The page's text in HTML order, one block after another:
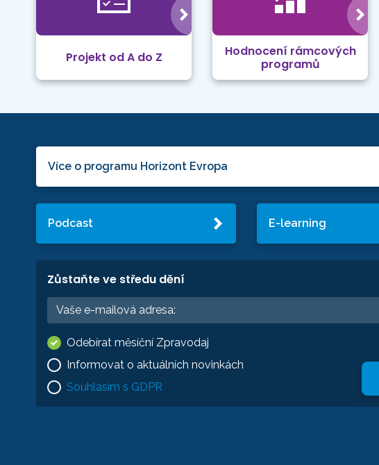
Projekt od A do Z
Hodnocení rámcových
programů
Více o programu Horizont Evropa
Podcast E-learning
Zůstaňte ve středu dění
Odebírat měsíční Zpravodaj
Informovat o aktuálních novinkách
Souhlasím s GDPR